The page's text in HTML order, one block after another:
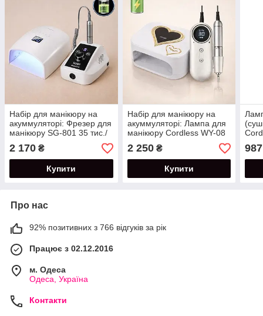
Набір для манікюру на
акуммуляторі: Фрезер для
манікюру SG-801 35 тис./
об 50 Вт та Лампа UV/LED
CORDLESS S10 на 66 Вт.
2 170 ₴
Купити
Набір для манікюру на
акуммуляторі: Лампа для
манікюру Cordless WY-08
потужністю 288 Вт +
фрезер UV-301
потужністю 25 Вт.
2 250₴
Купити
288
Про нас
92% позитивних з 766 відгуків за рік
Працює з 02.12.2016
м. Одеса
Одеса, Україна
Контакти